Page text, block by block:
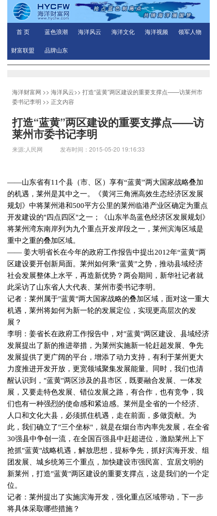
首 页 蓝色浪潮 海洋风云 海洋文化 海洋视频 领军人物
财富联盟 品牌山东
海洋财富网 >> 海洋风云>> 打造“蓝黄”两区建设的重要支撑点——访莱州市
委书记李明 >> 正文内容
打造“蓝黄”两区建设的重要支撑点——访
莱州市委书记李明
来源:人民网 发布时间：2015-05-20 19:16:33
——山东省有11个县（市、区）享有“蓝黄”两大国家战略叠加
的机遇，莱州是其中之一。《黄河三角洲高效生态经济区发展
规划》中将莱州港和500平方公里的莱州临港产业区确定为重点
开发建设的"四点四区"之一；《山东半岛蓝色经济区发展规划》
将莱州湾东南岸列为九个重点开发岸段之一，莱州滨海区域是
重中之重的叠加区域。
—— 姜大明省长在今年的政府工作报告中提出2012年“蓝黄”两
区建设要开创新局面。莱州如何乘“蓝黄”之势，推动县域经济
社会发展整体上水平，再造新优势？两会期间，新华社记者就
此采访了山东省人大代表、莱州市委书记李明。
记者：莱州属于"蓝黄"两大国家战略的叠加区域，面对这一重大
机遇，莱州将如何为新一轮的发展定位，实现更高层次的发
展？
李明：姜省长在政府工作报告中，对"蓝黄"两区建设、县域经济
发展提出了新的推进举措，为莱州实施新一轮赶超发展、争先
发展提供了更广阔的平台，增添了动力支持，有利于莱州更大
力度推进开发开放，更宽领域聚集发展能量。同时，我们也清
醒认识到， "蓝黄"两区涉及的县市区，既要融合发展、一体发
展，又要走特色发展、错位发展之路，有合作，也有竞争，我
们也有一种强烈的使命感和紧迫感。莱州是全省的一个经济、
人口和文化大县，必须抓住机遇，走在前面，多做贡献。为
此，我们确立了"三个坐标" ，就是在烟台市内率先发展，在全省
30强县中争创一流，在全国百强县中赶超进位，激励莱州上下
抢抓"蓝黄"战略机遇，解放思想，提标争先，抓好滨海开发、组
团发展、城乡统筹三个重点，加快建设市强民富、宜居文明的
新莱州，打造"蓝黄"两区建设的重要支撑点，这是我们的一个定
位。
记者：莱州提出了实施滨海开发，强化重点区域带动，下一步
将具体采取哪些措施？